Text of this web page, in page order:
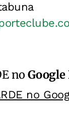
no
no